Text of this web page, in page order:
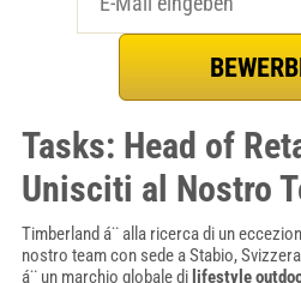
Tasks: Head of
Unisciti al Nostro
Timberland á¨ alla ricerca di un
nostro team con sede a Stabio,
á¨ un marchio globale di lifestyle